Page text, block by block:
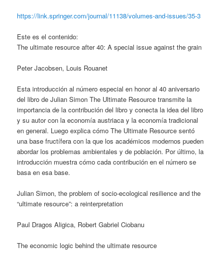
https://link.springer.com/journal/11138/volumes-and-issues/35-3
Este es el contenido:
The ultimate resource after 40: A special issue against the grain
Peter Jacobsen, Louis Rouanet
Esta introducción al número especial en honor al 40 aniversario
del libro de Julian Simon The Ultimate Resource transmite la
importancia de la contribución del libro y conecta la idea del libro
y su autor con la economía austriaca y la economía tradicional
en general. Luego explica cómo The Ultimate Resource sentó
una base fructífera con la que los académicos modernos pueden
abordar los problemas ambientales y de población. Por último, la
introducción muestra cómo cada contribución en el número se
basa en esa base.
Julian Simon, the problem of socio-ecological resilience and the
“ultimate resource”: a reinterpretation
Paul Dragos Aligica, Robert Gabriel Ciobanu
The economic logic behind the ultimate resource